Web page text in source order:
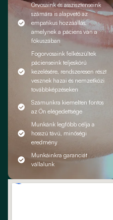
Orvosaink és asszisztenseink
számára is alapvető az
empatikus hozzáállás,
amelynek a páciens van a
fókuszában
Fogorvosaink felkészültek
pácienseink teljeskörű
kezelésére, rendszeresen részt
vesznek hazai és nemzetközi
továbbképzéseken
Számunkra kiemelten fontos
az Ön elégedettsége
Munkánk legfőbb célja a
hosszú távú, minőségi
eredmény
Munkáinkra garanciát
vállalunk